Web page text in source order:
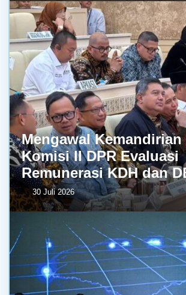
Mengawal
Komisi II DPR Evaluasi
Remunerasi KDH dan
30 Juli 2026